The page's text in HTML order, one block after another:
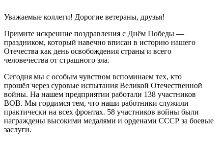
Уважаемые коллеги! Дорогие ветераны, друзья!
Примите искренние поздравления с Днём Победы —
праздником, который навечно вписан в историю нашего
Отечества как день освобождения страны и всего
человечества от страшного зла.
Сегодня мы с особым чувством вспоминаем тех, кто
прошёл через суровые испытания Великой Отечественной
войны. На нашем предприятии работали 138 участников
ВОВ. Мы гордимся тем, что наши работники служили
практически на всех фронтах. 58 участников войны были
награждены высокими медалями и орденами СССР за боевые
заслуги.